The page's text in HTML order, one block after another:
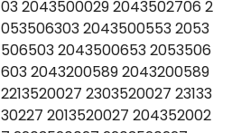
03 2043500029 2043502706 2
053506303 2043500553 2053
506503 2043500653 2053506
603 2043200589 2043200589
2213520027 2303520027 23133
30227 2013520027 204352002